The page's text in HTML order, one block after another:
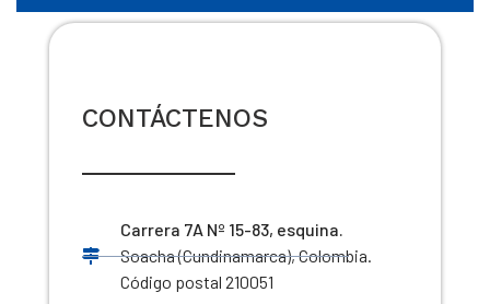
CONTÁCTENOS
Carrera 7A Nº 15-83, esquina.
Soacha (Cundinamarca), Colombia.
Código postal 210051